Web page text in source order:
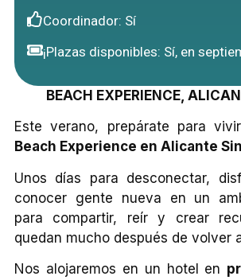
Coordinador: Sí
¡Plazas disponibles: Sí, en
BEACH EXPERIENCE,
Este verano, prepárate para
Beach Experience en Alicante
Unos días para desconectar,
conocer gente nueva en un
para compartir, reír y crear
quedan mucho después de volver
Nos alojaremos en un hotel en